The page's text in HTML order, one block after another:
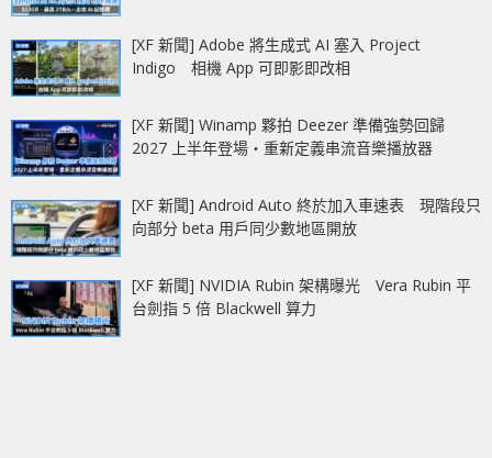
[XF 新聞] Adobe 將生成式 AI 塞入 Project
Indigo 相機 App 可即影即改相
[XF 新聞] Winamp 夥拍 Deezer 準備強勢回歸
2027 上半年登場‧重新定義串流音樂播放器
[XF 新聞] Android Auto 終於加入車速表 現階段只
向部分 beta 用戶同少數地區開放
[XF 新聞] NVIDIA Rubin 架構曝光 Vera Rubin 平
台劍指 5 倍 Blackwell 算力